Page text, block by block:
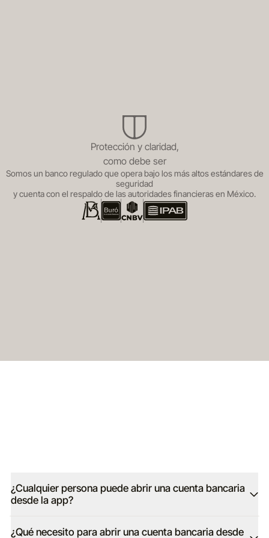
Protección y claridad,
como debe ser
Somos un banco regulado que opera bajo los más altos estándares de
seguridad
y cuenta con el respaldo de las autoridades financieras en México.
¿Cualquier persona puede abrir una cuenta bancaria
desde la app?
Kapital; para tener acceso simplemente debes abrir una cuenta
¿Qué necesito para abrir una cuenta bancaria desde